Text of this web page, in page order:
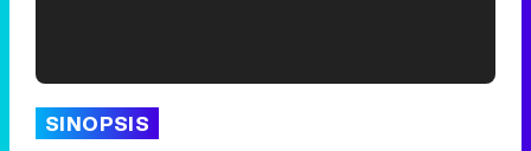
SINOPSIS